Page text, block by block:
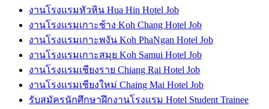
งานโรงแรมหัวหิน Hua Hin Hotel Job
งานโรงแรมเกาะช้าง Koh Chang Hotel Job
งานโรงแรมเกาะพงัน Koh PhaNgan Hotel Job
งานโรงแรมเกาะสมุย Koh Samui Hotel Job
งานโรงแรมเชียงราย Chiang Rai Hotel Job
งานโรงแรมเชียงใหม่ Chaing Mai Hotel Job
รับสมัครนักศึกษาฝึกงานโรงแรม Hotel Student Trainee